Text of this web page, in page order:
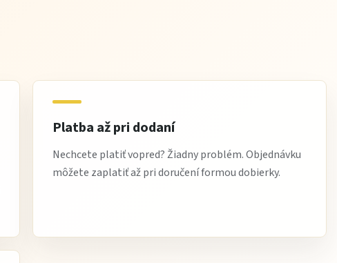
Platba až pri dodaní
Nechcete platiť vopred? Žiadny problém. Objednávku
môžete zaplatiť až pri doručení formou dobierky.